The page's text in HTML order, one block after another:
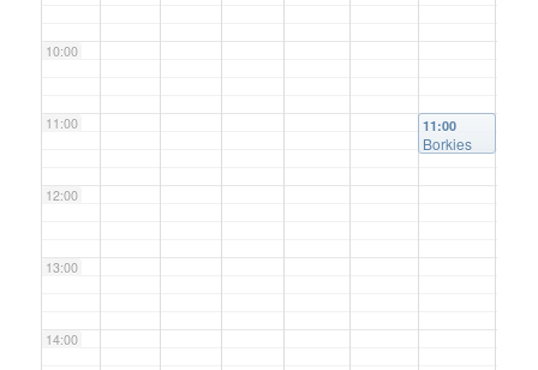
10:00
11:00
12:00
13:00
14:00
11:00
Borkies